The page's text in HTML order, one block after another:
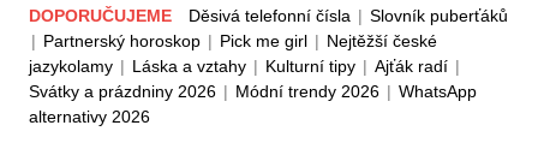
DOPORUČUJEME Děsivá telefonní čísla | Slovník puberťáků
| Partnerský horoskop | Pick me girl | Nejtěžší české
jazykolamy | Láska a vztahy | Kulturní tipy | Ajťák radí |
Svátky a prázdniny 2026 | Módní trendy 2026 | WhatsApp
alternativy 2026